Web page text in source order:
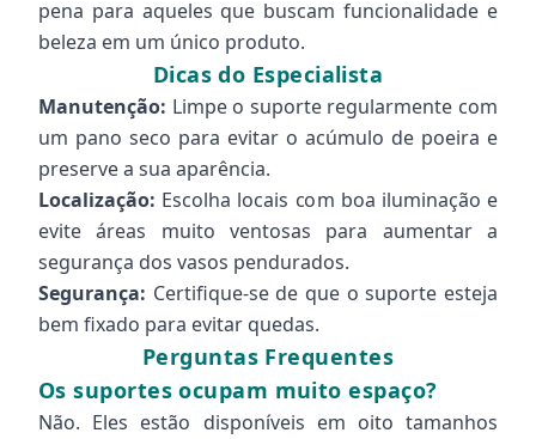
pena para aqueles que buscam funcionalidade e
beleza em um único produto.
Dicas do Especialista
Manutenção: Limpe o suporte regularmente com
um pano seco para evitar o acúmulo de poeira e
preserve a sua aparência.
Localização: Escolha locais com boa iluminação e
evite áreas muito ventosas para aumentar a
segurança dos vasos pendurados.
Segurança: Certifique-se de que o suporte esteja
bem fixado para evitar quedas.
Perguntas Frequentes
Os suportes ocupam muito espaço?
Não. Eles estão disponíveis em oito tamanhos